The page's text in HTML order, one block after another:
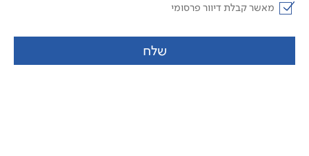
מאשר קבלת דיוור פרסומי
שלח